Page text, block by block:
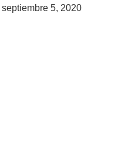
septiembre 5, 2020